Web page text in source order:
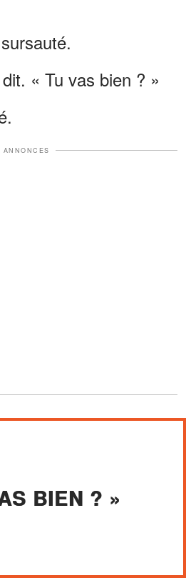
« Tu vas bien ? »
ANNONCES
BIEN ? »